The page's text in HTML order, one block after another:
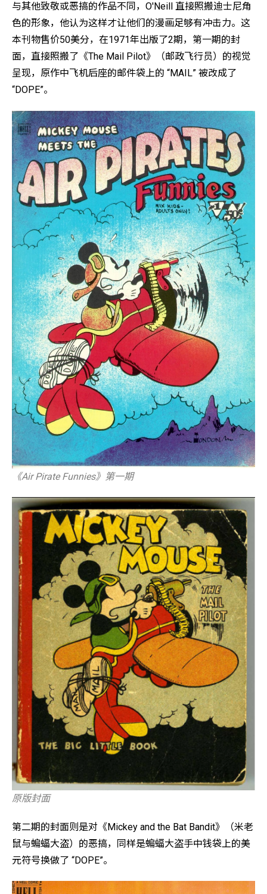
与其他致敬或恶搞的作品不同，O'Neill 直接照搬迪士尼角
色的形象，他认为这样才让他们的漫画足够有冲击力。这
本刊物售价50美分，在1971年出版了2期，第一期的封
面，直接照搬了《The Mail Pilot》（邮政飞行员）的视觉
呈现，原作中飞机后座的邮件袋上的 “MAIL” 被改成了
“DOPE”。
《Air Pirate Funnies》第一期
原版封面
第二期的封面则是对《Mickey and the Bat Bandit》（米老
鼠与蝙蝠大盗）的恶搞，同样是蝙蝠大盗手中钱袋上的美
元符号换做了 “DOPE”。